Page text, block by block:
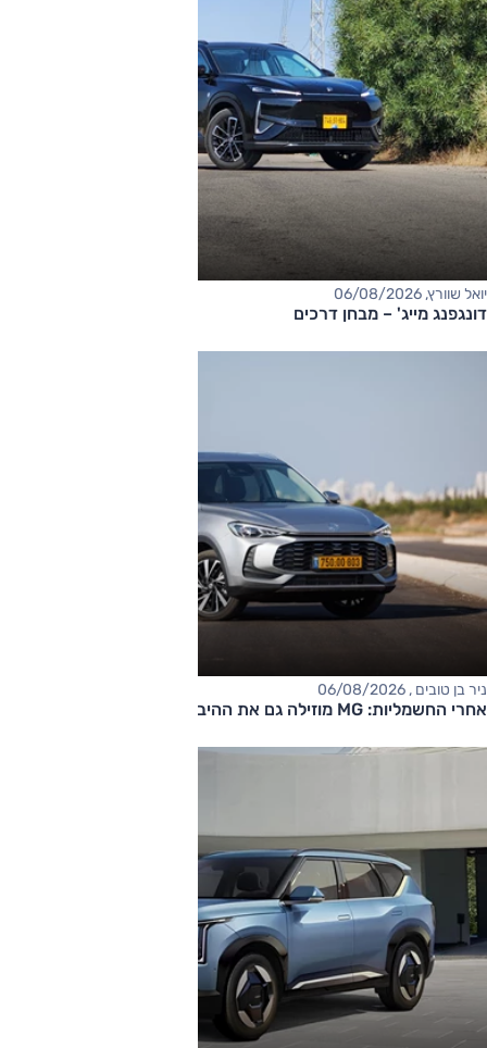
יואל שוורץ, 06/08/2026
דונגפנג מייג' – מבחן דרכים
ניר בן טובים , 06/08/2026
אחרי החשמליות: MG מוזילה גם את ההיברידיות